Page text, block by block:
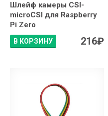
Шлейф камеры CSI-
microCSI для Raspberry
Pi Zero
В КОРЗИНУ 216₽